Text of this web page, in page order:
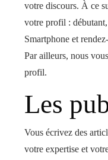
votre discours. À ce
votre profil :
Smartphone et
Par ailleurs, nous
profil.
Les
Vous écrivez des
votre expertise et